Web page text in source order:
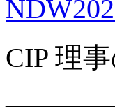
CIP 理